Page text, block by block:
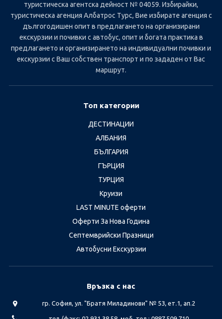
туристическа агентска дейност № 04059. Избирайки,
туристическа агенция Албатрос Турс, Вие избирате агенция с
дългогодишен опит в предлагането на организирани
екскурзии и почивки с автобус, опит и богата практика в
предлагането и организирането на индивидуални почивки и
екскурзии с Ваш собствен транспорт и по зададен от Вас
маршрут.
Топ категории
ДЕСТИНАЦИИ
АЛБАНИЯ
БЪЛГАРИЯ
ГЪРЦИЯ
ТУРЦИЯ
Круизи
LAST MINUTE оферти
Оферти За Нова Година
Септемврийски Празници
Автобусни Екскурзии
Връзка с нас
гр. София, ул. "Братя Миладинови" № 53, ет.1, ап.2